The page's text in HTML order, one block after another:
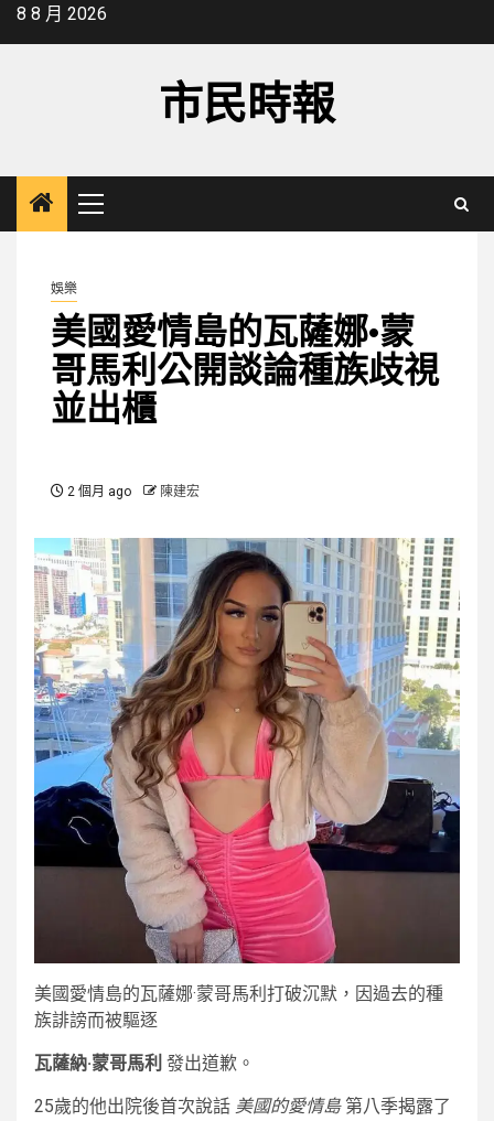
Skip8 8 月 2026
市民時報
Primary
Menu
娛樂
美國愛情島的瓦薩娜·蒙
哥馬利公開談論種族歧視
並出櫃
2 個月 ago 陳建宏
美國愛情島的瓦薩娜·蒙哥馬利打破沉默，因過去的種
族誹謗而被驅逐
瓦薩納·蒙哥馬利 發出道歉。
25歲的他出院後首次說話 美國的愛情島第八季揭露了